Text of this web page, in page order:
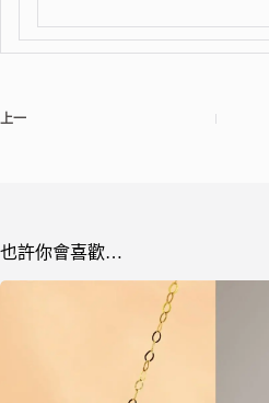
上一
也許你會喜歡…